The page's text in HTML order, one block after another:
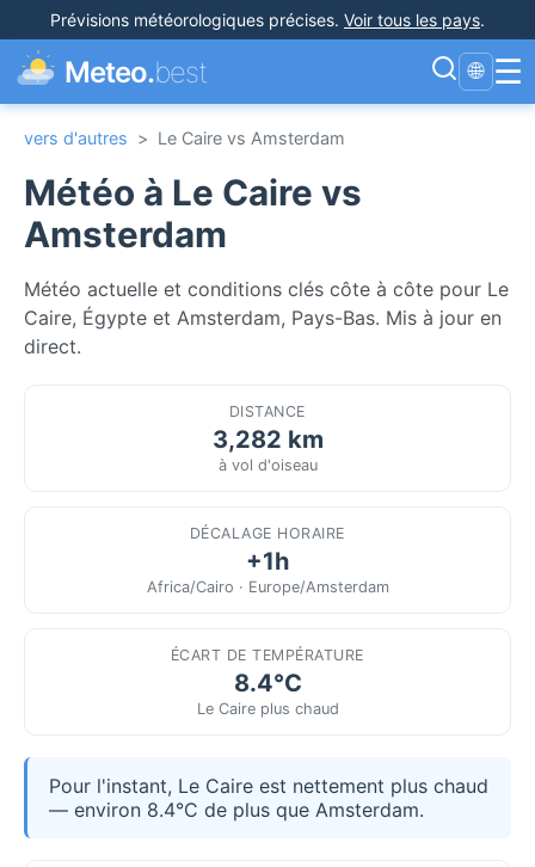
Prévisions météorologiques précises. Voir tous les pays.
Meteo.best 🌐 ☰
vers d'autres > Le Caire vs Amsterdam
Météo à Le Caire vs
Amsterdam
Météo actuelle et conditions clés côte à côte pour Le
Caire, Égypte et Amsterdam, Pays-Bas. Mis à jour en
direct.
DISTANCE
3,282 km
à vol d'oiseau
DÉCALAGE HORAIRE
+1h
Africa/Cairo · Europe/Amsterdam
ÉCART DE TEMPÉRATURE
8.4°C
Le Caire plus chaud
Pour l'instant, Le Caire est nettement plus chaud
— environ 8.4°C de plus que Amsterdam.